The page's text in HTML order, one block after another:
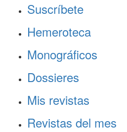
Suscríbete
Hemeroteca
Monográficos
Dossieres
Mis revistas
Revistas del mes